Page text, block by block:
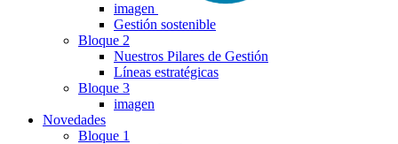
imagen
Gestión sostenible
Bloque 2
Nuestros Pilares de Gestión
Líneas estratégicas
Bloque 3
imagen
Novedades
Bloque 1